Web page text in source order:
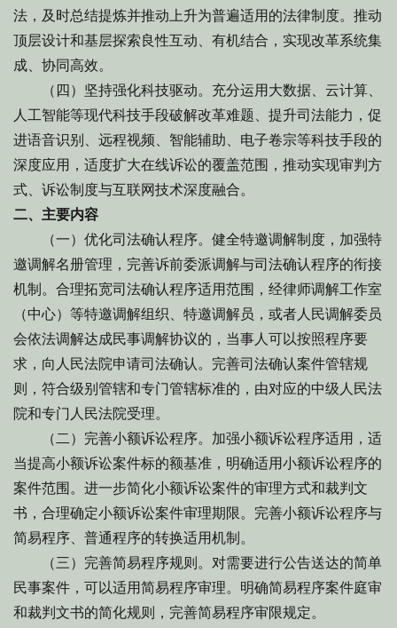
法，及时总结提炼并推动上升为普遍适用的法律制度。推动
顶层设计和基层探索良性互动、有机结合，实现改革系统集
成、协同高效。
（四）坚持强化科技驱动。充分运用大数据、云计算、
人工智能等现代科技手段破解改革难题、提升司法能力，促
进语音识别、远程视频、智能辅助、电子卷宗等科技手段的
深度应用，适度扩大在线诉讼的覆盖范围，推动实现审判方
式、诉讼制度与互联网技术深度融合。
二、主要内容
（一）优化司法确认程序。健全特邀调解制度，加强特
邀调解名册管理，完善诉前委派调解与司法确认程序的衔接
机制。合理拓宽司法确认程序适用范围，经律师调解工作室
（中心）等特邀调解组织、特邀调解员，或者人民调解委员
会依法调解达成民事调解协议的，当事人可以按照程序要
求，向人民法院申请司法确认。完善司法确认案件管辖规
则，符合级别管辖和专门管辖标准的，由对应的中级人民法
院和专门人民法院受理。
（二）完善小额诉讼程序。加强小额诉讼程序适用，适
当提高小额诉讼案件标的额基准，明确适用小额诉讼程序的
案件范围。进一步简化小额诉讼案件的审理方式和裁判文
书，合理确定小额诉讼案件审理期限。完善小额诉讼程序与
简易程序、普通程序的转换适用机制。
（三）完善简易程序规则。对需要进行公告送达的简单
民事案件，可以适用简易程序审理。明确简易程序案件庭审
和裁判文书的简化规则，完善简易程序审限规定。